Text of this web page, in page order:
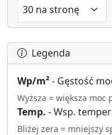
Legenda
Wp/m²- Gęstość
Wyższa = większa
Temp. - Wsp.
Bliżej zera = mniejszy